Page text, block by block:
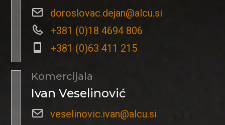
doroslovac.dejan@alcu.si
+381 (0)18 4694 806
+381 (0)63 411 215
Komercijala
Ivan Veselinović
veselinovic.ivan@alcu.si